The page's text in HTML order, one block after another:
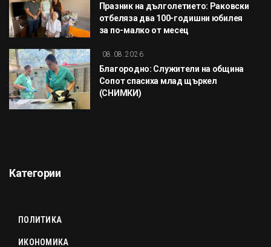
Празник на дълголетието: Раковски
отбеляза два 100-годишни юбилея
за по-малко от месец
08.08.2026
Благородно: Служители на община
Сопот спасиха млад щъркел
(СНИМКИ)
Категории
ПОЛИТИКА
ИКОНОМИКА